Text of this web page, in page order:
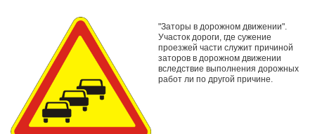
"Заторы в дорожном движении".
Участок дороги, где сужение
проезжей части служит причиной
заторов в дорожном движении
вследствие выполнения дорожных
работ ли по другой причине.